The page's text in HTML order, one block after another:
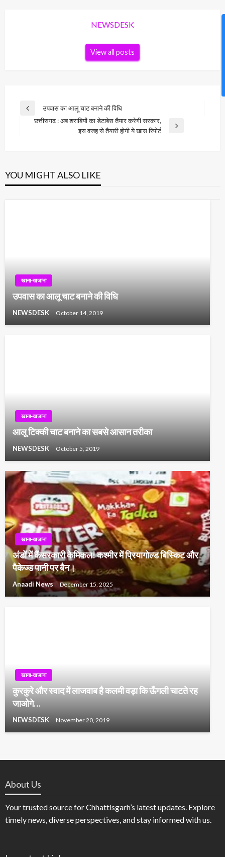
NEWSDESK
View all posts
Post
navigation
Previous
उपवास का आलू चाट बनाने की विधि
छत्तीसगढ़ : अब शराबियों का डेटाबेस तैयार करेगी सरकार,
इस वजह से तैयारी होगी ये खास रिपोर्ट
YOU MIGHT ALSO LIKE
खाना-खजाना
उपवास का आलू चाट बनाने की विधि
NEWSDESK October 14, 2019
खाना-खजाना
आलू टिक्की चाट बनाने का सबसे आसान तरीका
NEWSDESK October 5, 2019
खाना-खजाना
अंडों में कैंसरकारी केमिकल! कश्मीर में प्रियागोल्ड बिस्किट और
पैकेज्ड पानी पर बैन।
Anaadi News December 15, 2025
खाना-खजाना
कुरकुरे और स्वाद में लाजवाब है कलमी वड़ा कि ऊँगली चाटते रह
जाओगे…
NEWSDESK November 20, 2019
About Us
Your trusted source for Chhattisgarh’s latest updates. Explore
timely news, diverse perspectives, and stay informed with us.